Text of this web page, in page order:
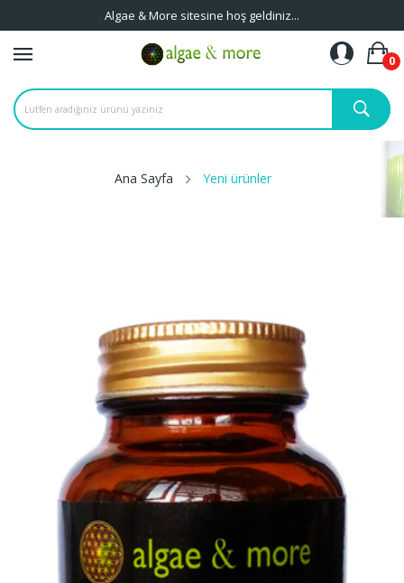
Algae & More sitesine hoş geldiniz...
0
Ana Sayfa Yeni ürünler